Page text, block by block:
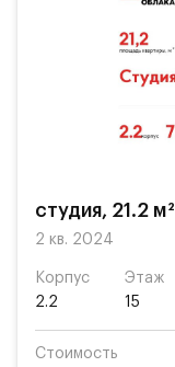
студия, 21.2 м²
2 кв. 2024
Корпус
2.2
Этаж
15
Стоимость